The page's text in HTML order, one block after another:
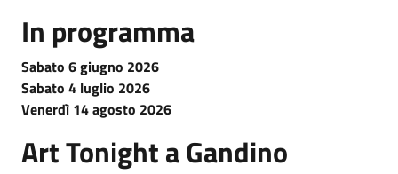
In programma
Sabato 6 giugno 2026
Sabato 4 luglio 2026
Venerdì 14 agosto 2026
Art Tonight a Gandino